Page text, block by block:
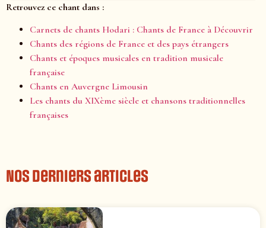
Retrouvez ce chant dans :
Carnets de chants Hodari : Chants de France à Découvrir
Chants des régions de France et des pays étrangers
Chants et époques musicales en tradition musicale
française
Chants en Auvergne Limousin
Les chants du XIXème siècle et chansons traditionnelles
françaises
Nos derniers articles